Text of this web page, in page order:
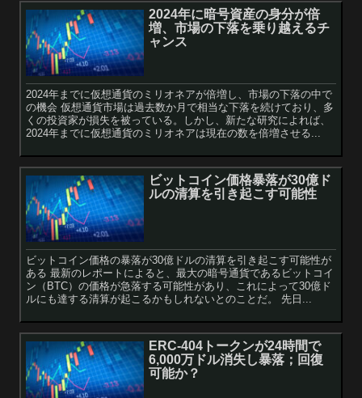
2024年に暗号資産の身分が倍
増、市場の下落を乗り越えるチ
ャンス
2024年までに仮想通貨のミリオネアが倍増し、市場の下落の中で
の機会 仮想通貨市場は過去数か月で相当な下落を続けており、多
くの投資家が損失を被っている。しかし、新たな研究によれば、
2024年までに仮想通貨のミリオネアは現在の数を倍増させる...
ビットコイン価格暴落が30億ド
ルの清算を引き起こす可能性
ビットコイン価格の暴落が30億ドルの清算を引き起こす可能性が
ある 最新のレポートによると、最大の暗号通貨であるビットコイ
ン（BTC）の価格が急落する可能性があり、これによって30億ド
ルにも達する清算が起こるかもしれないとのことだ。 先日...
ERC-404トークンが24時間で
6,000万ドル消失し暴落；回復
可能か？